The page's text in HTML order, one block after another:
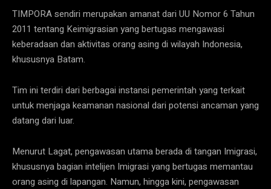
TIMPORA sendiri merupakan amanat dari UU Nomor 6 Tahun
2011 tentang Keimigrasian yang bertugas mengawasi
keberadaan dan aktivitas orang asing di wilayah Indonesia,
khususnya Batam.
Tim ini terdiri dari berbagai instansi pemerintah yang terkait
untuk menjaga keamanan nasional dari potensi ancaman yang
datang dari luar.
Menurut Lagat, pengawasan utama berada di tangan Imigrasi,
khususnya bagian intelijen Imigrasi yang bertugas memantau
orang asing di lapangan. Namun, hingga kini, pengawasan